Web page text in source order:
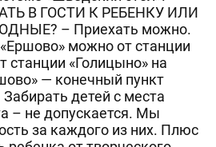
В ГОСТИ К РЕБЕНКУ ИЛИ
– Приехать можно.
можно от станции
станции «Голицыно» на
— конечный пункт
детей с места
– не допускается. Мы
за каждого из них. Плюс